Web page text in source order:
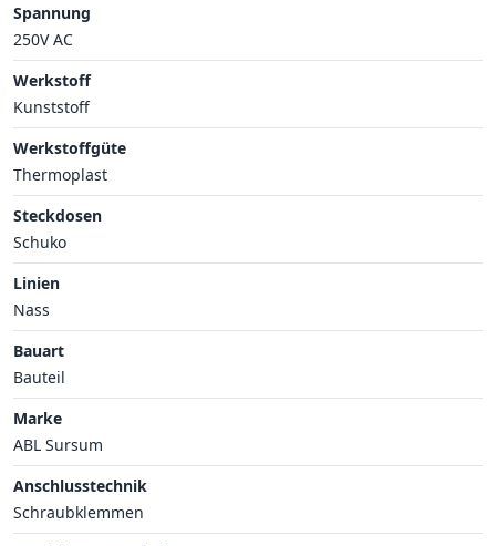
Spannung
250V AC
Werkstoff
Kunststoff
Werkstoffgüte
Thermoplast
Steckdosen
Schuko
Linien
Nass
Bauart
Bauteil
Marke
ABL Sursum
Anschlusstechnik
Schraubklemmen